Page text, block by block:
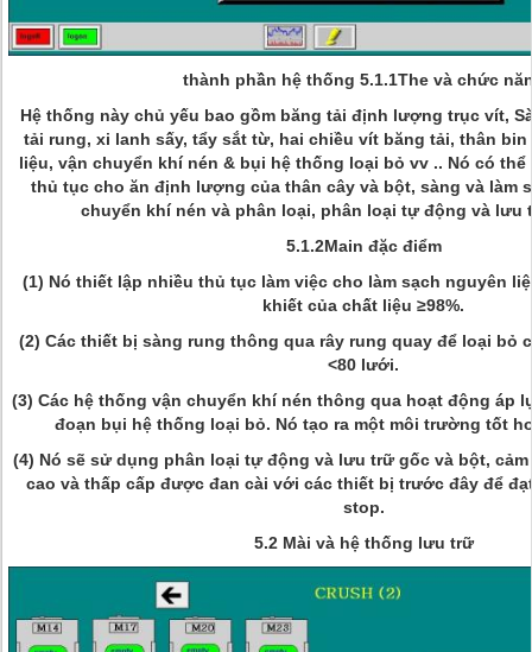
thành phần hệ thống 5.1.1The và chức
Hệ thống này chủ yếu bao gồm băng tải định lượng trục vít,
tải rung, xi lanh sấy, tẩy sắt từ, hai chiều vít băng tải, thân
liệu, vận chuyển khí nén & bụi hệ thống loại bỏ vv .. Nó có
thủ tục cho ăn định lượng của thân cây và bột, sàng và làm
chuyển khí nén và phân loại, phân loại tự động và lưu
5.1.2Main đặc điểm
(1) Nó thiết lập nhiều thủ tục làm việc cho làm sạch nguyên
khiết của chất liệu ≥98%.
(2) Các thiết bị sàng rung thông qua rây rung quay để loại bỏ
<80 lưới.
(3) Các hệ thống vận chuyển khí nén thông qua hoạt động áp
đoạn bụi hệ thống loại bỏ. Nó tạo ra một môi trường tốt
(4) Nó sẽ sử dụng phân loại tự động và lưu trữ gốc và bột,
cao và thấp cấp được đan cài với các thiết bị trước đây để
stop.
5.2 Mài và hệ thống lưu trữ